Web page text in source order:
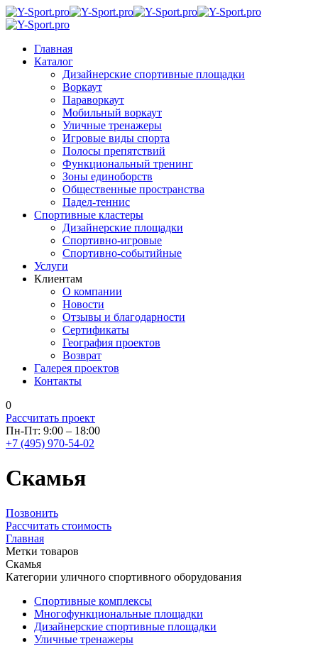
Главная
Каталог
Дизайнерские спортивные площадки
Воркаут
Параворкаут
Мобильный воркаут
Уличные тренажеры
Игровые виды спорта
Полосы препятствий
Функциональный тренинг
Зоны единоборств
Общественные пространства
Падел-теннис
Спортивные кластеры
Дизайнерские площадки
Спортивно-игровые
Спортивно-событийные
Услуги
Клиентам
О компании
Новости
Отзывы и благодарности
Сертификаты
География проектов
Возврат
Галерея проектов
Контакты
0
Рассчитать проект
Пн-Пт: 9:00 – 18:00
+7 (495) 970-54-02
Скамья
Позвонить
Рассчитать стоимость
Главная
Метки товаров
Скамья
Категории уличного спортивного оборудования
Спортивные комплексы
Многофункциональные площадки
Дизайнерские спортивные площадки
Уличные тренажеры